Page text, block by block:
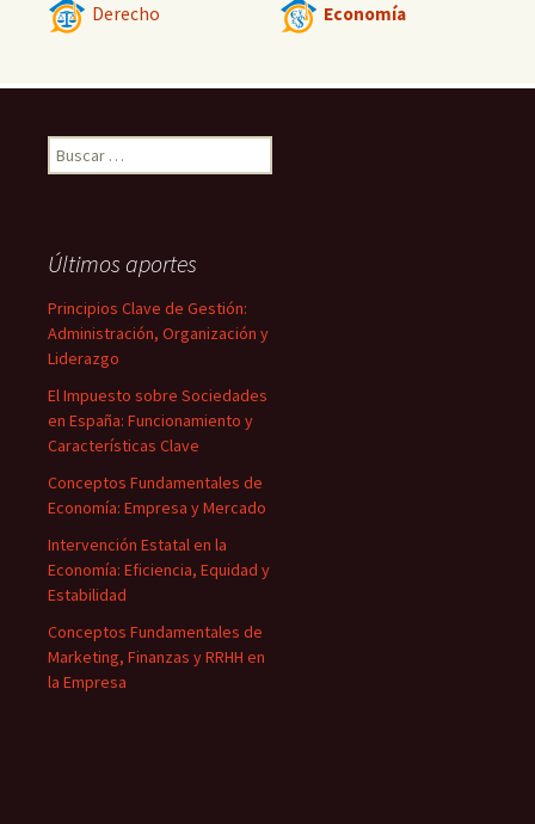
Derecho Economía
Buscar:
Últimos aportes
Principios Clave de Gestión:
Administración, Organización y
Liderazgo
El Impuesto sobre Sociedades
en España: Funcionamiento y
Características Clave
Conceptos Fundamentales de
Economía: Empresa y Mercado
Intervención Estatal en la
Economía: Eficiencia, Equidad y
Estabilidad
Conceptos Fundamentales de
Marketing, Finanzas y RRHH en
la Empresa